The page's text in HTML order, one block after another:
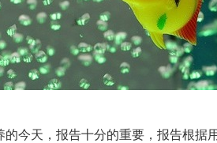
今天，报告十分的重要，报告根据